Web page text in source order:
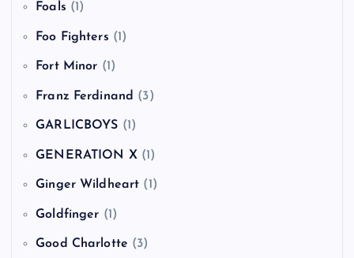
Foals (1)
Foo Fighters (1)
Fort Minor (1)
Franz Ferdinand (3)
GARLICBOYS (1)
GENERATION X(1)
Ginger Wildheart (1)
Goldfinger (1)
Good Charlotte (3)